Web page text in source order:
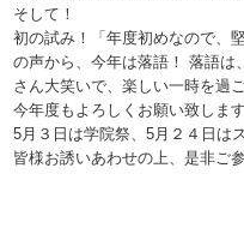
そして！
初の試み！「年度初めなので、
の声から、今年は落語！ 落語は
さん大笑いで、楽しい一時を過
今年度もよろしくお願い致します
5月３日は学院祭、5月２４日は
皆様お誘いあわせの上、是非ご